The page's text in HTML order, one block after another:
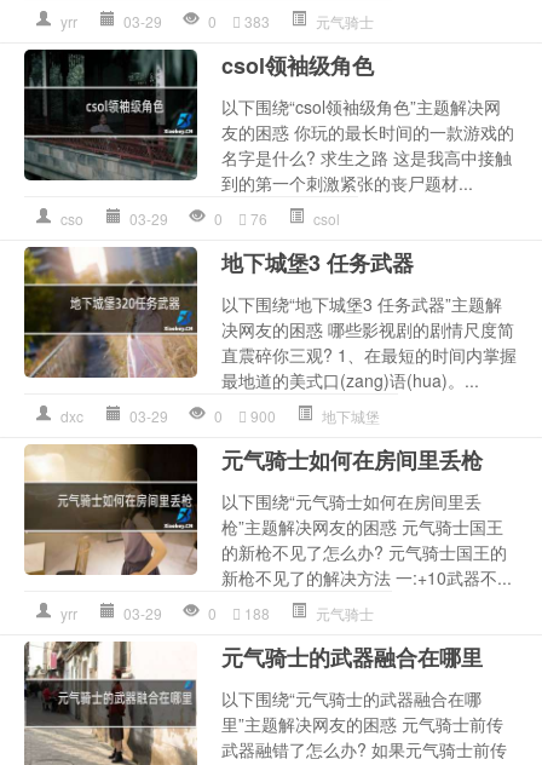
yrr 03-29 0 383 元气骑士
csol领袖级角色
以下围绕“csol领袖级角色”主题解决网
友的困惑 你玩的最长时间的一款游戏的
名字是什么? 求生之路 这是我高中接触
到的第一个刺激紧张的丧尸题材...
cso 03-29 0 76 csol
地下城堡3 任务武器
以下围绕“地下城堡3 任务武器”主题解
决网友的困惑 哪些影视剧的剧情尺度简
直震碎你三观? 1、在最短的时间内掌握
最地道的美式口(zang)语(hua)。...
dxc 03-29 0 900 地下城堡
元气骑士如何在房间里丢枪
以下围绕“元气骑士如何在房间里丢
枪”主题解决网友的困惑 元气骑士国王
的新枪不见了怎么办? 元气骑士国王的
新枪不见了的解决方法 一:+10武器不...
yrr 03-29 0 188 元气骑士
元气骑士的武器融合在哪里
以下围绕“元气骑士的武器融合在哪
里”主题解决网友的困惑 元气骑士前传
武器融错了怎么办? 如果元气骑士前传